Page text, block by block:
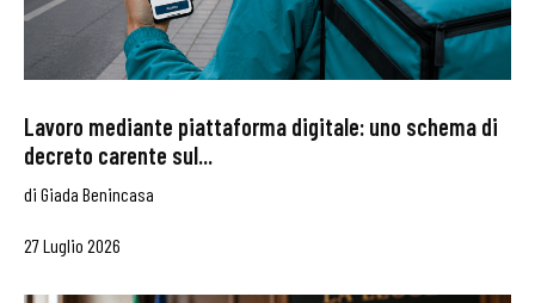
Lavoro mediante piattaforma digitale: uno schema di
decreto carente sul...
di Giada Benincasa
27 Luglio 2026